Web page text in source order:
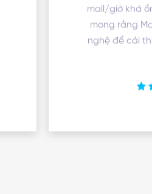
mail/giờ khá
mong rằng
nghệ để cải